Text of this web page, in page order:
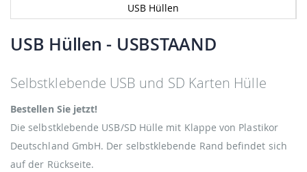
USB Hüllen
Anfang
der
USB Hüllen - USBSTAAND
Selbstklebende USB und SD Karten Hülle
Bestellen Sie jetzt!
Die selbstklebende USB/SD Hülle mit Klappe von Plastikor
Deutschland GmbH. Der selbstklebende Rand befindet sich
auf der Rückseite.